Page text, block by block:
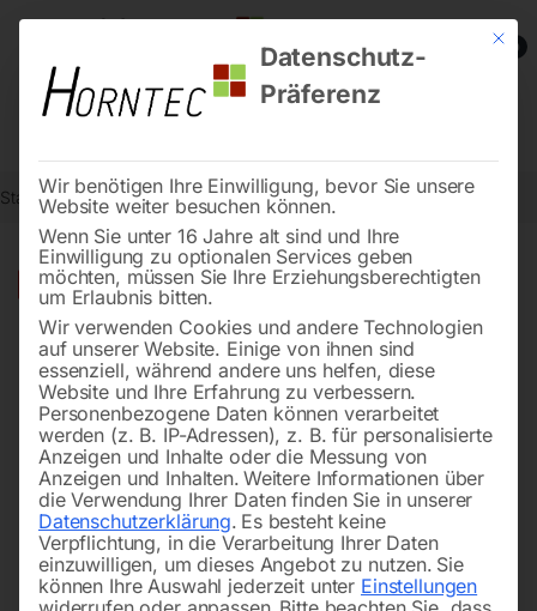
0
Start Werkstatttechnik Hebetechnik Elektroseilwinde ESW 600
30%
Mit
Datenschutz-
Präferenz
Wir benötigen Ihre Einwilligung, bevor Sie unsere
Website weiter besuchen können.
Wenn Sie unter 16 Jahre alt sind und Ihre
Einwilligung zu optionalen Services geben
möchten, müssen Sie Ihre Erziehungsberechtigten
um Erlaubnis bitten.
Wir verwenden Cookies und andere Technologien
auf unserer Website. Einige von ihnen sind
essenziell, während andere uns helfen, diese
Website und Ihre Erfahrung zu verbessern.
Personenbezogene Daten können verarbeitet
werden (z. B. IP-Adressen), z. B. für personalisierte
Anzeigen und Inhalte oder die Messung von
Anzeigen und Inhalten. Weitere Informationen über
die Verwendung Ihrer Daten finden Sie in unserer
Datenschutzerklärung. Es besteht keine
Verpflichtung, in die Verarbeitung Ihrer Daten
einzuwilligen, um dieses Angebot zu nutzen. Sie
können Ihre Auswahl jederzeit unter Einstellungen